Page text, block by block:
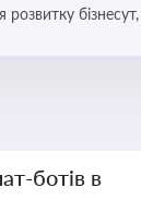
ботів в